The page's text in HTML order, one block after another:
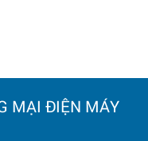
MẠI ĐIỆN MÁY